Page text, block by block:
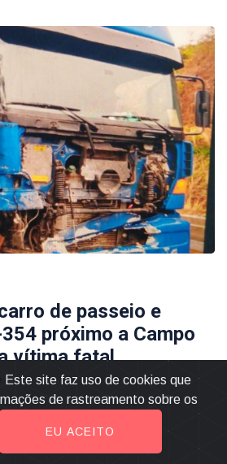
de passeio e
próximo a Campo
vítima fatal
Este site faz uso de cookies que
de rastreamento sobre os
EU ACEITO